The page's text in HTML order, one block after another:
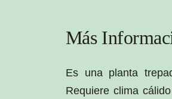
Más
Es una planta
Requiere clima